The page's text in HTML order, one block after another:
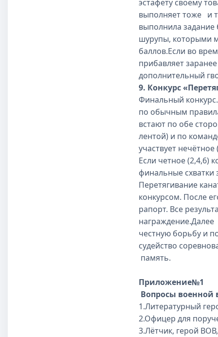
эстафету своему
выполняет тоже и
выполнила
шурупы, которыми
баллов.Если во
прибавляет
дополнительный
9. Конкурс
Финальный
по обычным
встают по обе
лентой) и по
участвует
Если четное (2,4,6)
финальные схватки
Перетягивание
конкурсом. После
рапорт. Все
награждение.Далее
честную борьбу и
судейство
память.
Приложение№1
Вопросы военной
1.Литературный
2.Офицер для
3.Лётчик, герой